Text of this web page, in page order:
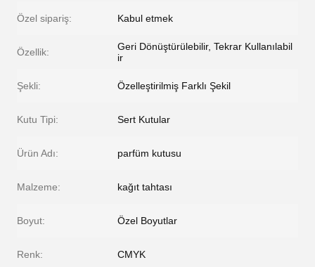
Özel sipariş: Kabul etmek
Özellik:
Geri Dönüştürülebilir, Tekrar Kullanılabil
ir
Şekli: Özelleştirilmiş Farklı Şekil
Kutu Tipi: Sert Kutular
Ürün Adı: parfüm kutusu
Malzeme: kağıt tahtası
Boyut: Özel Boyutlar
Renk: CMYK